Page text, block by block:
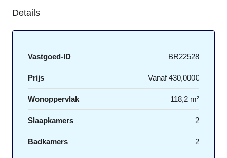
Details
Vastgoed-ID BR22528
Prijs Vanaf430,000€
Wonoppervlak 118,2 m²
Slaapkamers 2
Badkamers 2